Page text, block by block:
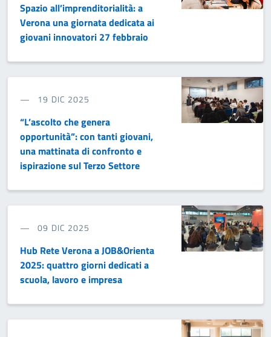
Spazio all’imprenditorialità: a
Verona una giornata dedicata ai
giovani innovatori 27 febbraio
19 DIC 2025
“L’ascolto che genera
opportunità”: con tanti giovani,
una mattinata di confronto e
ispirazione sul Terzo Settore
09 DIC 2025
Hub Rete Verona a JOB&Orienta
2025: quattro giorni dedicati a
scuola, lavoro e impresa